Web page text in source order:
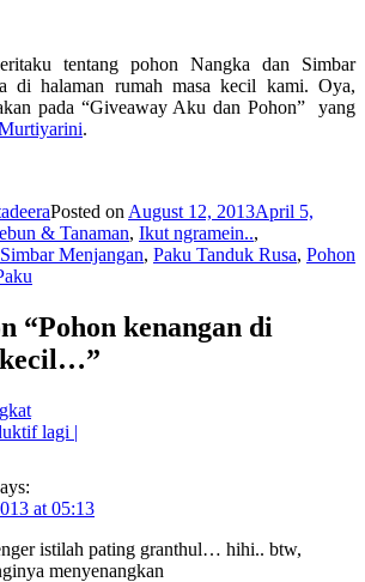
tentang pohon Nangka dan Simbar
di halaman rumah masa kecil kami. Oya,
pada “Giveaway Aku dan Pohon” yang
.
Posted on August 12, 2013April 5,
& Tanaman, Ikut ngramein..,
Menjangan, Paku Tanduk Rusa, Pohon
“Pohon kenangan di
kecil…”
lagi |
at 05:13
istilah pating granthul… hihi.. btw,
menyenangkan